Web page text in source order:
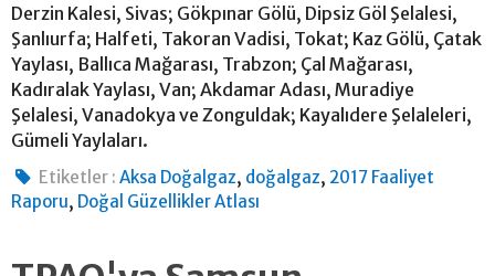
Derzin Kalesi, Sivas; Gökpınar Gölü, Dipsiz Göl Şelalesi,
Şanlıurfa; Halfeti, Takoran Vadisi, Tokat; Kaz Gölü, Çatak
Yaylası, Ballıca Mağarası, Trabzon; Çal Mağarası,
Kadıralak Yaylası, Van; Akdamar Adası, Muradiye
Şelalesi, Vanadokya ve Zonguldak; Kayalıdere Şelaleleri,
Gümeli Yaylaları.
Etiketler : Aksa Doğalgaz, doğalgaz, 2017 Faaliyet
Raporu, Doğal Güzellikler Atlası